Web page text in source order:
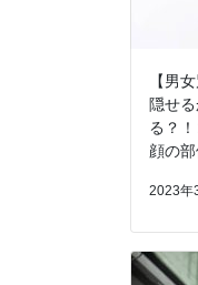
【男
隠せ
る？
顔の
2023年